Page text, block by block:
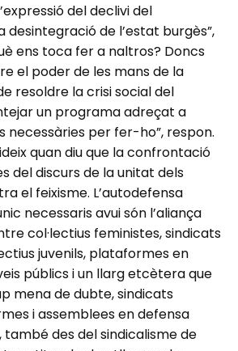
del declivi del
desintegració de l’estat burgès”,
ens toca fer a naltros? Doncs
el poder de les mans de la
resoldre la crisi social del
un programa adreçat a
necessàries per fer-ho”, respon.
quan diu que la confrontació
del discurs de la unitat dels
el feixisme. L’autodefensa
necessaris avui són l’aliança
col·lectius feministes, sindicats
juvenils, plataformes en
públics i un llarg etcètera que
mena de dubte, sindicats
i assemblees en defensa
també des del sindicalisme de